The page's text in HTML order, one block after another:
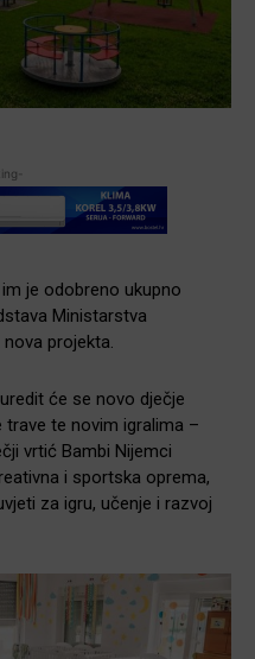
je odobreno ukupno
Ministarstva
projekta.
će se novo dječje
te novim igralima –
vrtić Bambi Nijemci
i sportska oprema,
za igru, učenje i razvoj